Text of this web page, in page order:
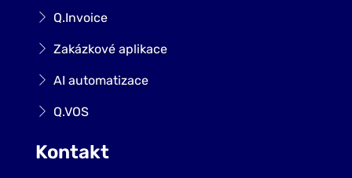
Q.Invoice
Zakázkové aplikace
AI automatizace
Q.VOS
Kontakt